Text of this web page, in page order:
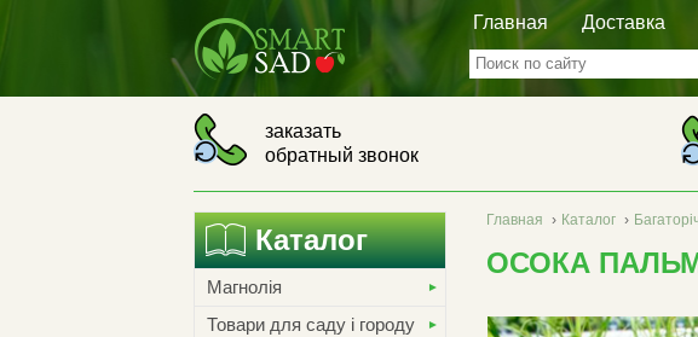
Главная Доставка
заказать
обратный звонок
Каталог
Магнолія
Товари для саду і городу
Главная › Каталог ›
ОСОКА